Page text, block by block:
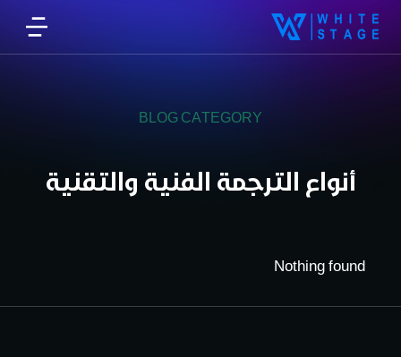
BLOG CATEGORY
أنواع الترجمة الفنية والتقنية
Nothing found